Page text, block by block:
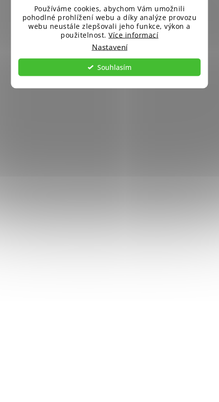
Používáme cookies, abychom Vám umožnili
pohodlné prohlížení webu a díky analýze provozu
webu neustále zlepšovali jeho funkce, výkon a
použitelnost. Více informací
Nastavení
Souhlasím